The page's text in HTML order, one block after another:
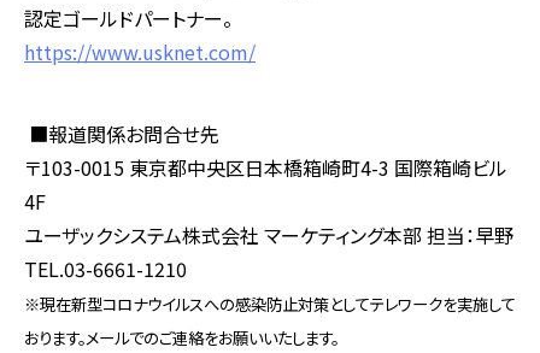
認定ゴールドパートナー。
https://www.usknet.com/
■報道関係お問合せ先
〒103-0015 東京都中央区日本橋箱崎町4-3 国際箱崎ビル
4F
ユーザックシステム株式会社 マーケティング本部 担当：早野
TEL.03-6661-1210
※現在新型コロナウイルスへの感染防止対策としてテレワークを実施して
おります。メールでのご連絡をお願いいたします。